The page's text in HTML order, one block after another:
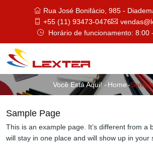
Rua José Bonifácio, 985 -
+55 (11) 93473-0476
Horário de funcionamento: 8:00
Você Está Aqui! - Home-
Sample Page
This is an example page. It’s different from a
will stay in one place and will show up in your